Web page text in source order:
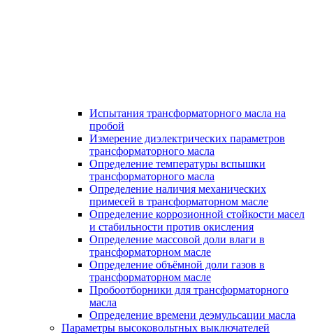
Испытания трансформаторного масла на
пробой
Измерение диэлектрических параметров
трансформаторного масла
Определение температуры вспышки
трансформаторного масла
Определение наличия механических
примесей в трансформаторном масле
Определение коррозионной стойкости масел
и стабильности против окисления
Определение массовой доли влаги в
трансформаторном масле
Определение объёмной доли газов в
трансформаторном масле
Пробоотборники для трансформаторного
масла
Определение времени деэмульсации масла
Параметры высоковольтных выключателей